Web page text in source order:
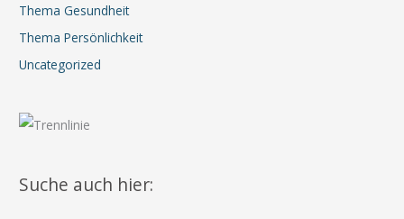
Thema Gesundheit
Thema Persönlichkeit
Uncategorized
Suche auch hier: